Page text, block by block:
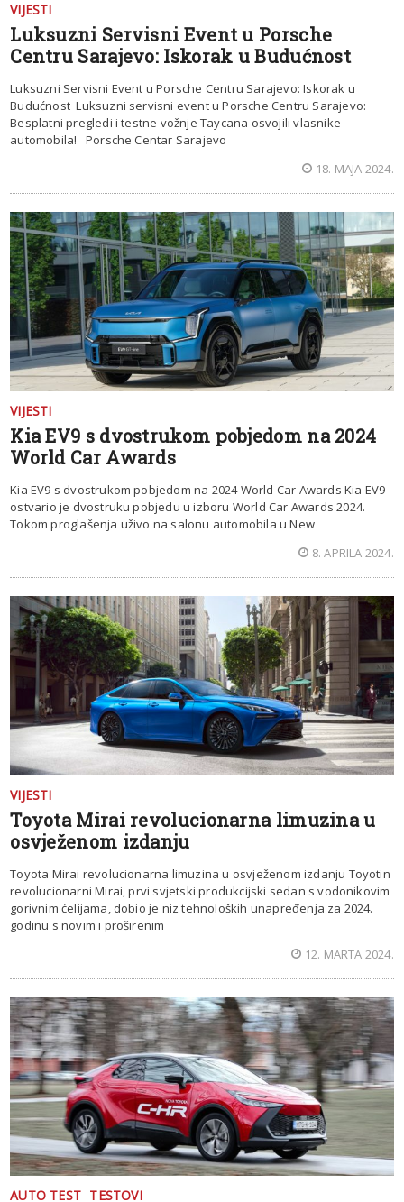
VIJESTI
Luksuzni Servisni Event u Porsche
Centru Sarajevo: Iskorak u Budućnost
Luksuzni Servisni Event u Porsche Centru Sarajevo: Iskorak u
Budućnost Luksuzni servisni event u Porsche Centru Sarajevo:
Besplatni pregledi i testne vožnje Taycana osvojili vlasnike
automobila! Porsche Centar Sarajevo
18. MAJA 2024.
VIJESTI
Kia EV9 s dvostrukom pobjedom na 2024
World Car Awards
Kia EV9 s dvostrukom pobjedom na 2024 World Car Awards Kia EV9
ostvario je dvostruku pobjedu u izboru World Car Awards 2024.
Tokom proglašenja uživo na salonu automobila u New
8. APRILA 2024.
VIJESTI
Toyota Mirai revolucionarna limuzina u
osvježenom izdanju
Toyota Mirai revolucionarna limuzina u osvježenom izdanju Toyotin
revolucionarni Mirai, prvi svjetski produkcijski sedan s vodonikovim
gorivnim ćelijama, dobio je niz tehnoloških unapređenja za 2024.
godinu s novim i proširenim
12. MARTA 2024.
AUTO TEST TESTOVI